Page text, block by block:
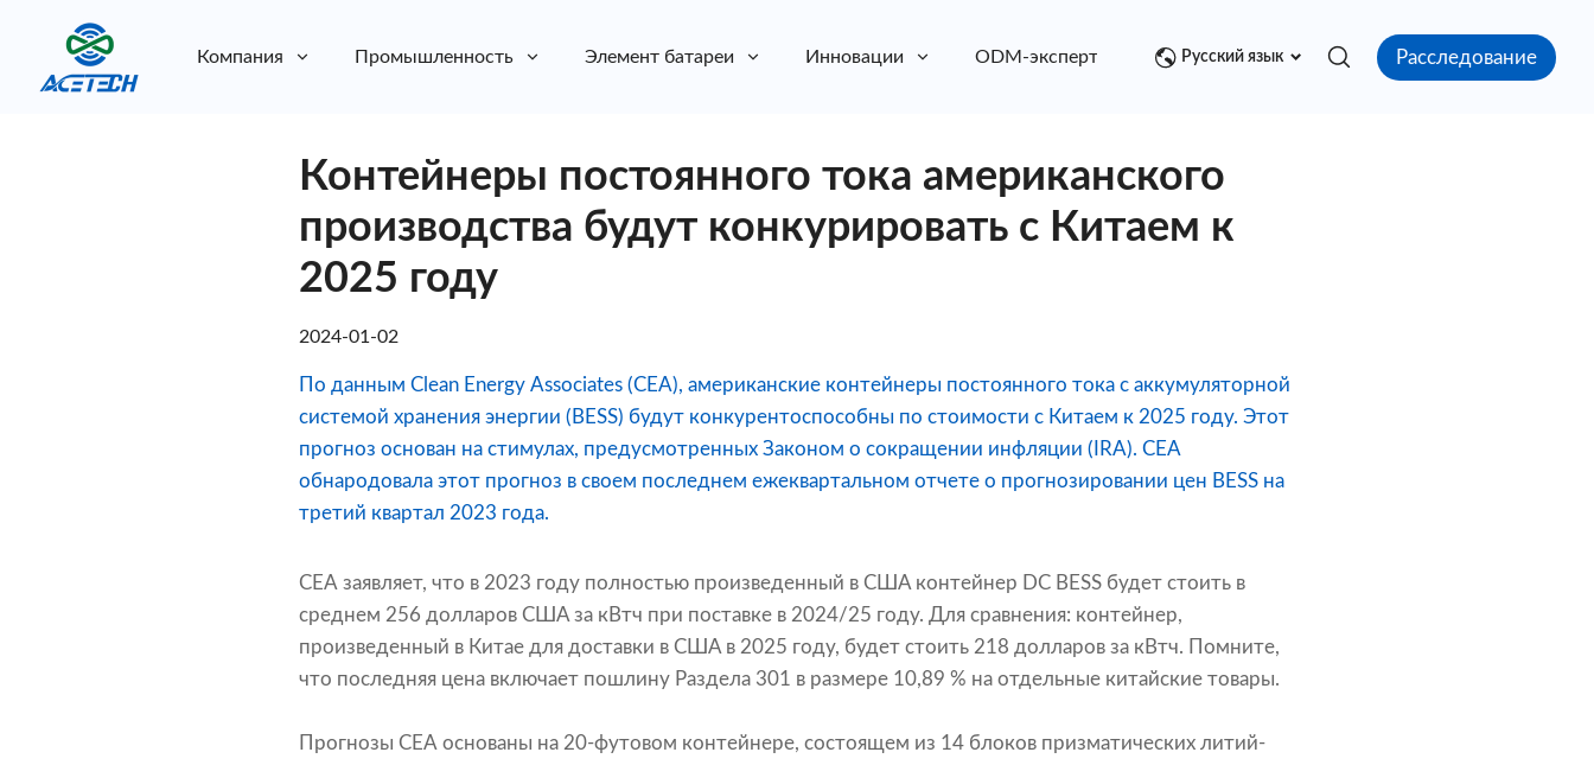
Компания Промышленность Элемент батареи Инновации ODM-эксперт Медиа центр Контакт
Русский язык Расследование
Контейнеры постоянного тока американского
производства будут конкурировать с Китаем к
2025 году
2024-01-02
По данным Clean Energy Associates (CEA), американские контейнеры постоянного тока с аккумуляторной
системой хранения энергии (BESS) будут конкурентоспособны по стоимости с Китаем к 2025 году. Этот
прогноз основан на стимулах, предусмотренных Законом о сокращении инфляции (IRA). CEA
обнародовала этот прогноз в своем последнем ежеквартальном отчете о прогнозировании цен BESS на
третий квартал 2023 года.
CEA заявляет, что в 2023 году полностью произведенный в США контейнер DC BESS будет стоить в
среднем 256 долларов США за кВтч при поставке в 2024/25 году. Для сравнения: контейнер,
произведенный в Китае для доставки в США в 2025 году, будет стоить 218 долларов за кВтч. Помните,
что последняя цена включает пошлину Раздела 301 в размере 10,89 % на отдельные китайские товары.
Прогнозы CEA основаны на 20-футовом контейнере, состоящем из 14 блоков призматических литий-